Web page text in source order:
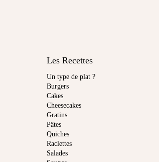
Les Recettes
Un type de plat ?
Burgers
Cakes
Cheesecakes
Gratins
Pâtes
Quiches
Raclettes
Salades